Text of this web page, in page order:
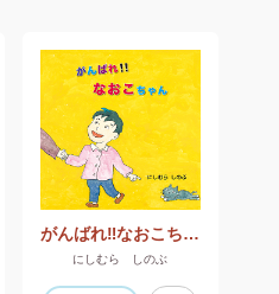
がんばれ‼なおこちゃん
にしむら しのぶ